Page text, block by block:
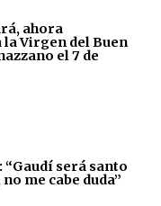
ahora
Virgen del Buen
el 7 de
“Gaudí será santo
me cabe duda”